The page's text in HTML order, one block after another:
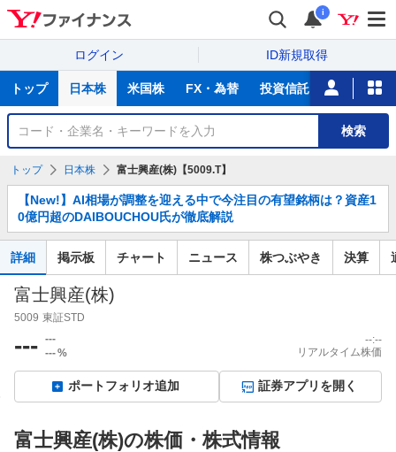
i
ログイン ID新規取得
サ
トップ 日本株 米国株 FX・為替 投資信託 ニュース
銘
検
検索
トップ 日本株 富士興産(株)【5009.T】
知
ら
せ
【New!】AI相場が調整を迎える中で今注目の有望銘柄は？資産1
0億円超のDAIBOUCHOU氏が徹底解説
詳細 掲示板 チャート ニュース 株つぶやき 決算
富士興産(株)
5009 東証STD
--- ---
---%
--:--
リアルタイム株価
ポートフォリオ追加 証券アプリを開く
富士興産(株)の株価・株式情報